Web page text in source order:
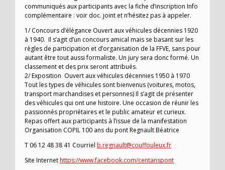
communiqués aux participants avec la fiche d’inscription Info
complémentaire : voir doc. joint et n’hésitez pas à appeler.
1/ Concours d’élégance Ouvert aux véhicules décennies 1920
à 1940. Il s’agit d’un concours amical mais se basant sur les
règles de participation et d’organisation de la FFVE, sans pour
autant être tout aussi formaliste. Un jury sera donc formé. Un
classement et des prix seront attribués.
2/ Exposition Ouvert aux véhicules décennies 1950 à 1970
Tout les types de véhicules sont bienvenus (voitures, motos,
transport marchandises et personnes) Il s’agit de présenter
des véhicules qui ont une histoire. Une occasion de réunir les
passionnés propriétaires et le public amateur et curieux.
Repas offert aux participants à l’issue de la manifestation
Organisation COPIL 100 ans du pont Regnault Béatrice
T 06 12 48 38 41 Courriel b.regnault@couffouleux.fr
Site Internethttps://www.facebook.com/centanspont